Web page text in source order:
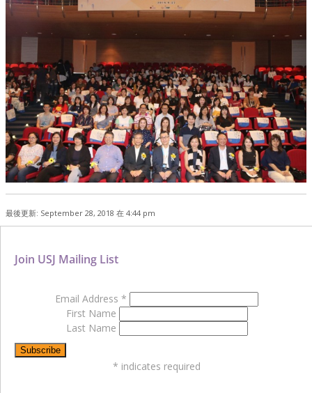
最後更新: September 28, 2018 在 4:44 pm
Join USJ Mailing List
Email Address *
First Name
Last Name
* indicates required